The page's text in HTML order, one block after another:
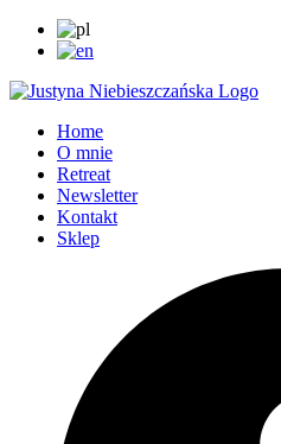
Home
O mnie
Retreat
Newsletter
Kontakt
Sklep